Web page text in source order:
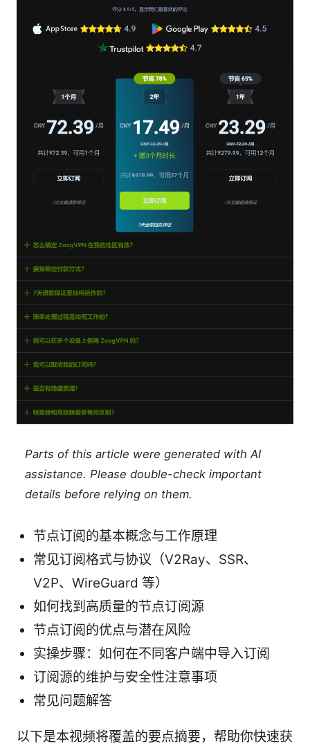
Parts of this article were generated with AI
assistance. Please double-check important
details before relying on them.
节点订阅的基本概念与工作原理
常见订阅格式与协议（V2Ray、SSR、
V2P、WireGuard 等）
如何找到高质量的节点订阅源
节点订阅的优点与潜在风险
实操步骤：如何在不同客户端中导入订阅
订阅源的维护与安全性注意事项
常见问题解答
以下是本视频将覆盖的要点摘要，帮助你快速获